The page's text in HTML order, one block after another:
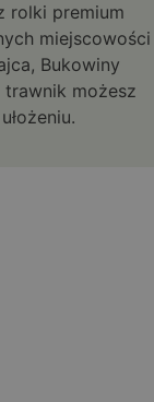
rolki premium
miejscowości
Bukowiny
trawnik możesz